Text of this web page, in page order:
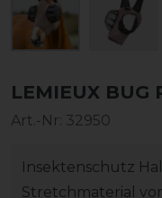
LEMIEUX BUG
Art.-Nr: 32950
Insektenschutz
Stretchmaterial